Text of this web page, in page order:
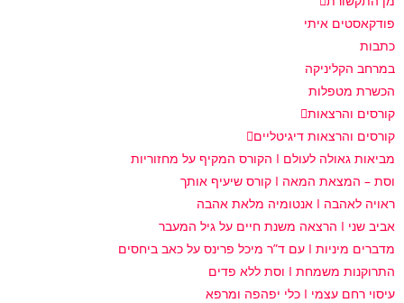
פודקאסטים איתי
כתבות
במרחב הקליניקה
הכשרת מטפלות
קורסים והרצאות
קורסים והרצאות דיגיטליים
מביאות גאולה לעולם I הקורס המקיף על מחזוריות
וסת – המצאת המאה I קורס שיעיף אותך
ראויה לאהבה I אנטומיה מלאת אהבה
אביב שני I הרצאה משנת חיים על גיל המעבר
מדברים מיניות I עם ד”ר מיכל פרינס על כאב ביחסים
התרוקנות משמחת I וסת ללא פדים
עיסוי רחם עצמי I כלי יפהפה ומרפא